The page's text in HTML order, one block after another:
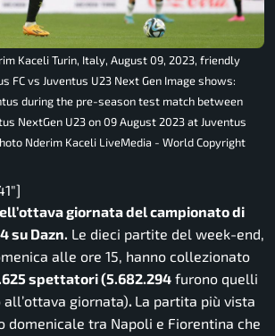
Kaceli Turin, Italy, August 09, 2023, friendly
FC vs Juventus U23 Next Gen Image shows:
during the pre-season test match between
NextGen U23 on 09 August 2023 at Juventus
Nderim Kaceli LiveMedia - World Copyright
giornata del campionato di
su Dazn. Le dieci partite del week-end,
alle ore 15, hanno collezionato
spettatori (5.682.294 furono quelli
giornata). La partita più vista
domenicale tra Napoli e Fiorentina che